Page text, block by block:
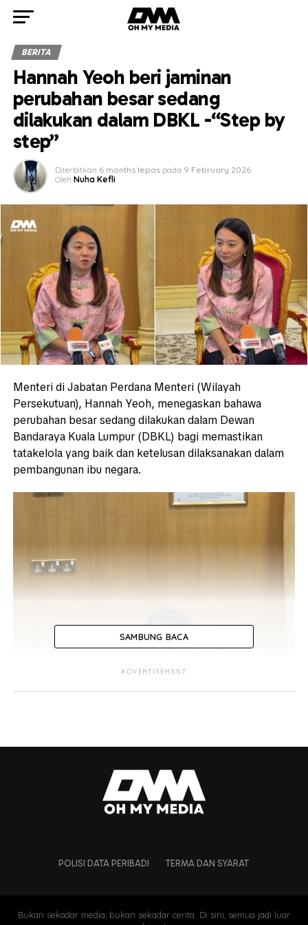
BERITA
Hannah Yeoh beri jaminan
perubahan besar sedang
dilakukan dalam DBKL -“Step by
step”
Diterbitkan 6 months lepas pada 9 February 2026
Oleh Nuha Kefli
Menteri di Jabatan Perdana Menteri (Wilayah
Persekutuan), Hannah Yeoh, menegaskan bahawa
perubahan besar sedang dilakukan dalam Dewan
Bandaraya Kuala Lumpur (DBKL) bagi memastikan
tatakelola yang baik dan ketelusan dilaksanakan dalam
pembangunan ibu negara.
SAMBUNG BACA
ADVERTISEMENT
POLISI DATA PERIBADI TERMA DAN SYARAT
Bukan sekadar media, bukan sekadar cerita. Di sini, semua jadi luar